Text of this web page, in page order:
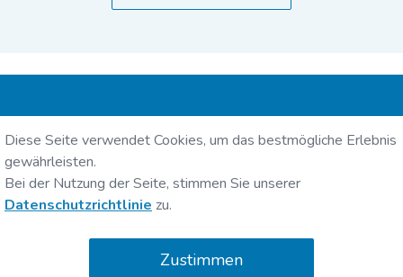
Intercity Group Holding AG
Zollikerstrasse 141
8008 Zürich
Intercity Group
Diese Seite verwendet Cookies, um das bestmögliche Erlebnis
gewährleisten.
Bei der Nutzung der Seite, stimmen Sie unserer
Datenschutzrichtlinie zu.
Zustimmen